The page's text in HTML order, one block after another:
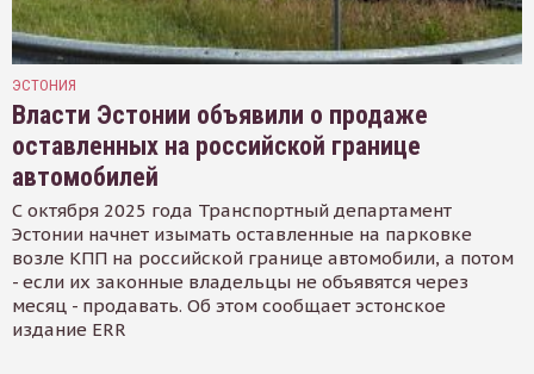
ЭСТОНИЯ
Власти Эстонии объявили о продаже
оставленных на российской границе
автомобилей
С октября 2025 года Транспортный департамент
Эстонии начнет изымать оставленные на парковке
возле КПП на российской границе автомобили, а потом
- если их законные владельцы не объявятся через
месяц - продавать. Об этом сообщает эстонское
издание ERR